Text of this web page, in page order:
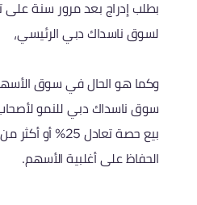
بطلب إدراج بعد مرور سنة على
لسوق ناسداك دبي الرئيسي،
وكما هو الحال في سوق
سوق ناسداك دبي للنمو لأصحاب
بيع حصة تعادل
الحفاظ على أغلبية الأسهم.